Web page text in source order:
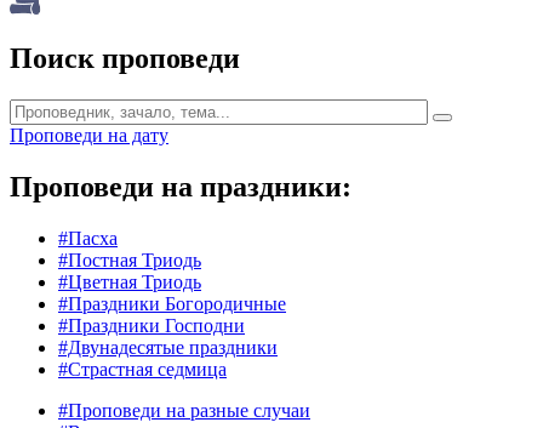
Поиск проповеди
Проповеди на дату
Проповеди на праздники:
#Пасха
#Постная Триодь
#Цветная Триодь
#Праздники Богородичные
#Праздники Господни
#Двунадесятые праздники
#Страстная седмица
#Проповеди на разные случаи